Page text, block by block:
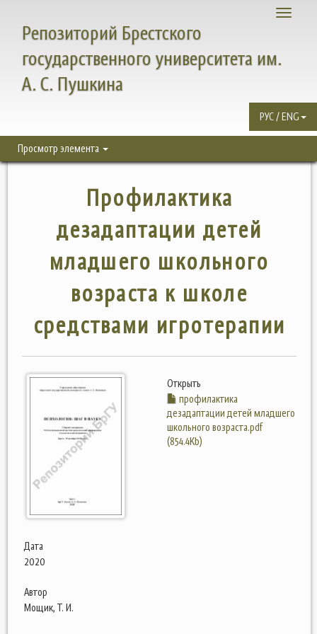
Toggle
Репозиторий Брестского
государственного университета им.
А. С. Пушкина
РУС / ENG
Просмотр элемента
Профилактика
дезадаптации детей
младшего школьного
возраста к школе
средствами игротерапии
Открыть
профилактика
дезадаптации детей младшего
школьного возраста.pdf
(854.4Kb)
Дата
2020
Автор
Мощик, Т. И.